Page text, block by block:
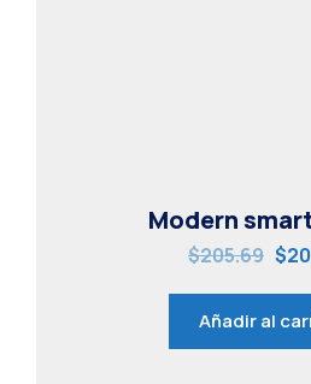
Modern
$205.69 $
Añadir al